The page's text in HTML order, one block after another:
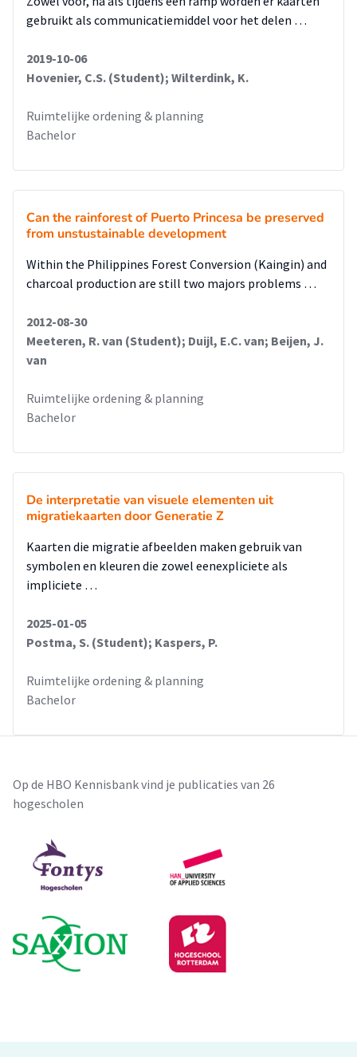
gebruikt als communicatiemiddel voor het delen …
2019-10-06
Hovenier, C.S. (Student); Wilterdink, K.
Ruimtelijke ordening & planning
Bachelor
Can the rainforest of Puerto Princesa be preserved
from unstustainable development
Within the Philippines Forest Conversion (Kaingin) and
charcoal production are still two majors problems …
2012-08-30
Meeteren, R. van (Student); Duijl, E.C. van; Beijen, J.
van
Ruimtelijke ordening & planning
Bachelor
De interpretatie van visuele elementen uit
migratiekaarten door Generatie Z
Kaarten die migratie afbeelden maken gebruik van
symbolen en kleuren die zowel eenexpliciete als
impliciete …
2025-01-05
Postma, S. (Student); Kaspers, P.
Ruimtelijke ordening & planning
Bachelor
Op de HBO Kennisbank vind je publicaties van 26
hogescholen